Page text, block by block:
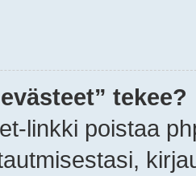
tekee?
linkki poistaa